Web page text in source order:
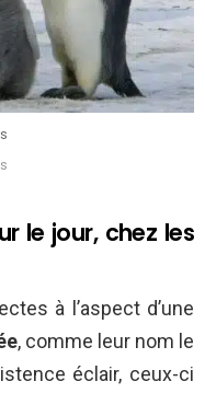
le jour, chez les
à l’aspect d’une
, comme leur nom le
éclair, ceux-ci